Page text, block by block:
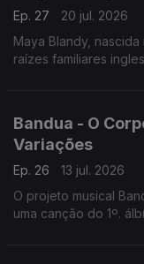
Ep. 27
20 jul. 2026
Maya Blandy,
raízes familiares
Bandua - O
Variações
Ep. 26
13 jul. 2026
O projeto musical
uma canção do 1º.